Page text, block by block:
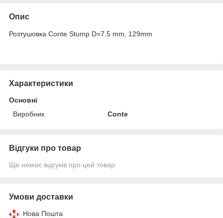
Опис
Розтушовка Conte Stump D=7.5 mm, 129mm
Характеристики
Основні
Виробник
Conte
Відгуки про товар
Ще немає відгуків про цей товар
Умови доставки
Нова Пошта